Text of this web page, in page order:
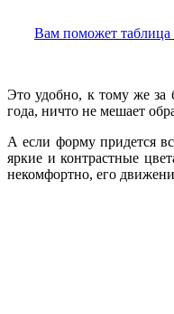
Вам поможет таблица
Это удобно, к тому же за
года, ничто не мешает
А если форму придется
яркие и контрастные
некомфортно, его